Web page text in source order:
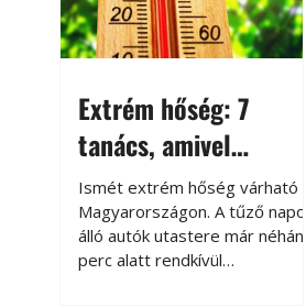
Extrém hőség: 7
tanács, amivel
megóvhatjuk
autónkat a nyári
károktól
Ismét extrém hőség várható
Magyarországon. A tűző napon
álló autók utastere már néhány
perc alatt rendkívül